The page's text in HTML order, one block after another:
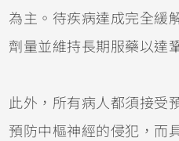
為主。待疾病達成完全緩
劑量並維持長期服藥以達
此外，所有病人都須接受
預防中樞神經的侵犯，而